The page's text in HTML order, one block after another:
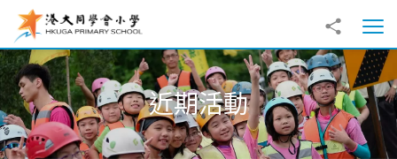
跳至主內容
分享到
打
近期活動